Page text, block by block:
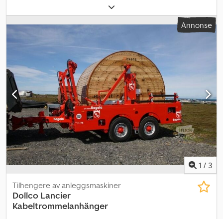
350 mm
Annonse
1 / 3
Tilhengere av anleggsmaskiner
Dollco Lancier
Kabeltrommelanhänger